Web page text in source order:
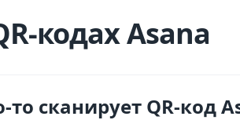
кодах Asana
сканирует QR-код